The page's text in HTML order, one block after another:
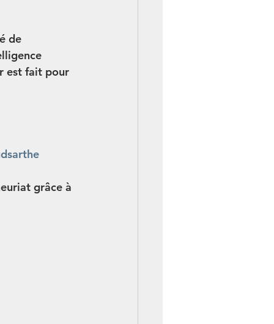
de
est fait pour
grâce à